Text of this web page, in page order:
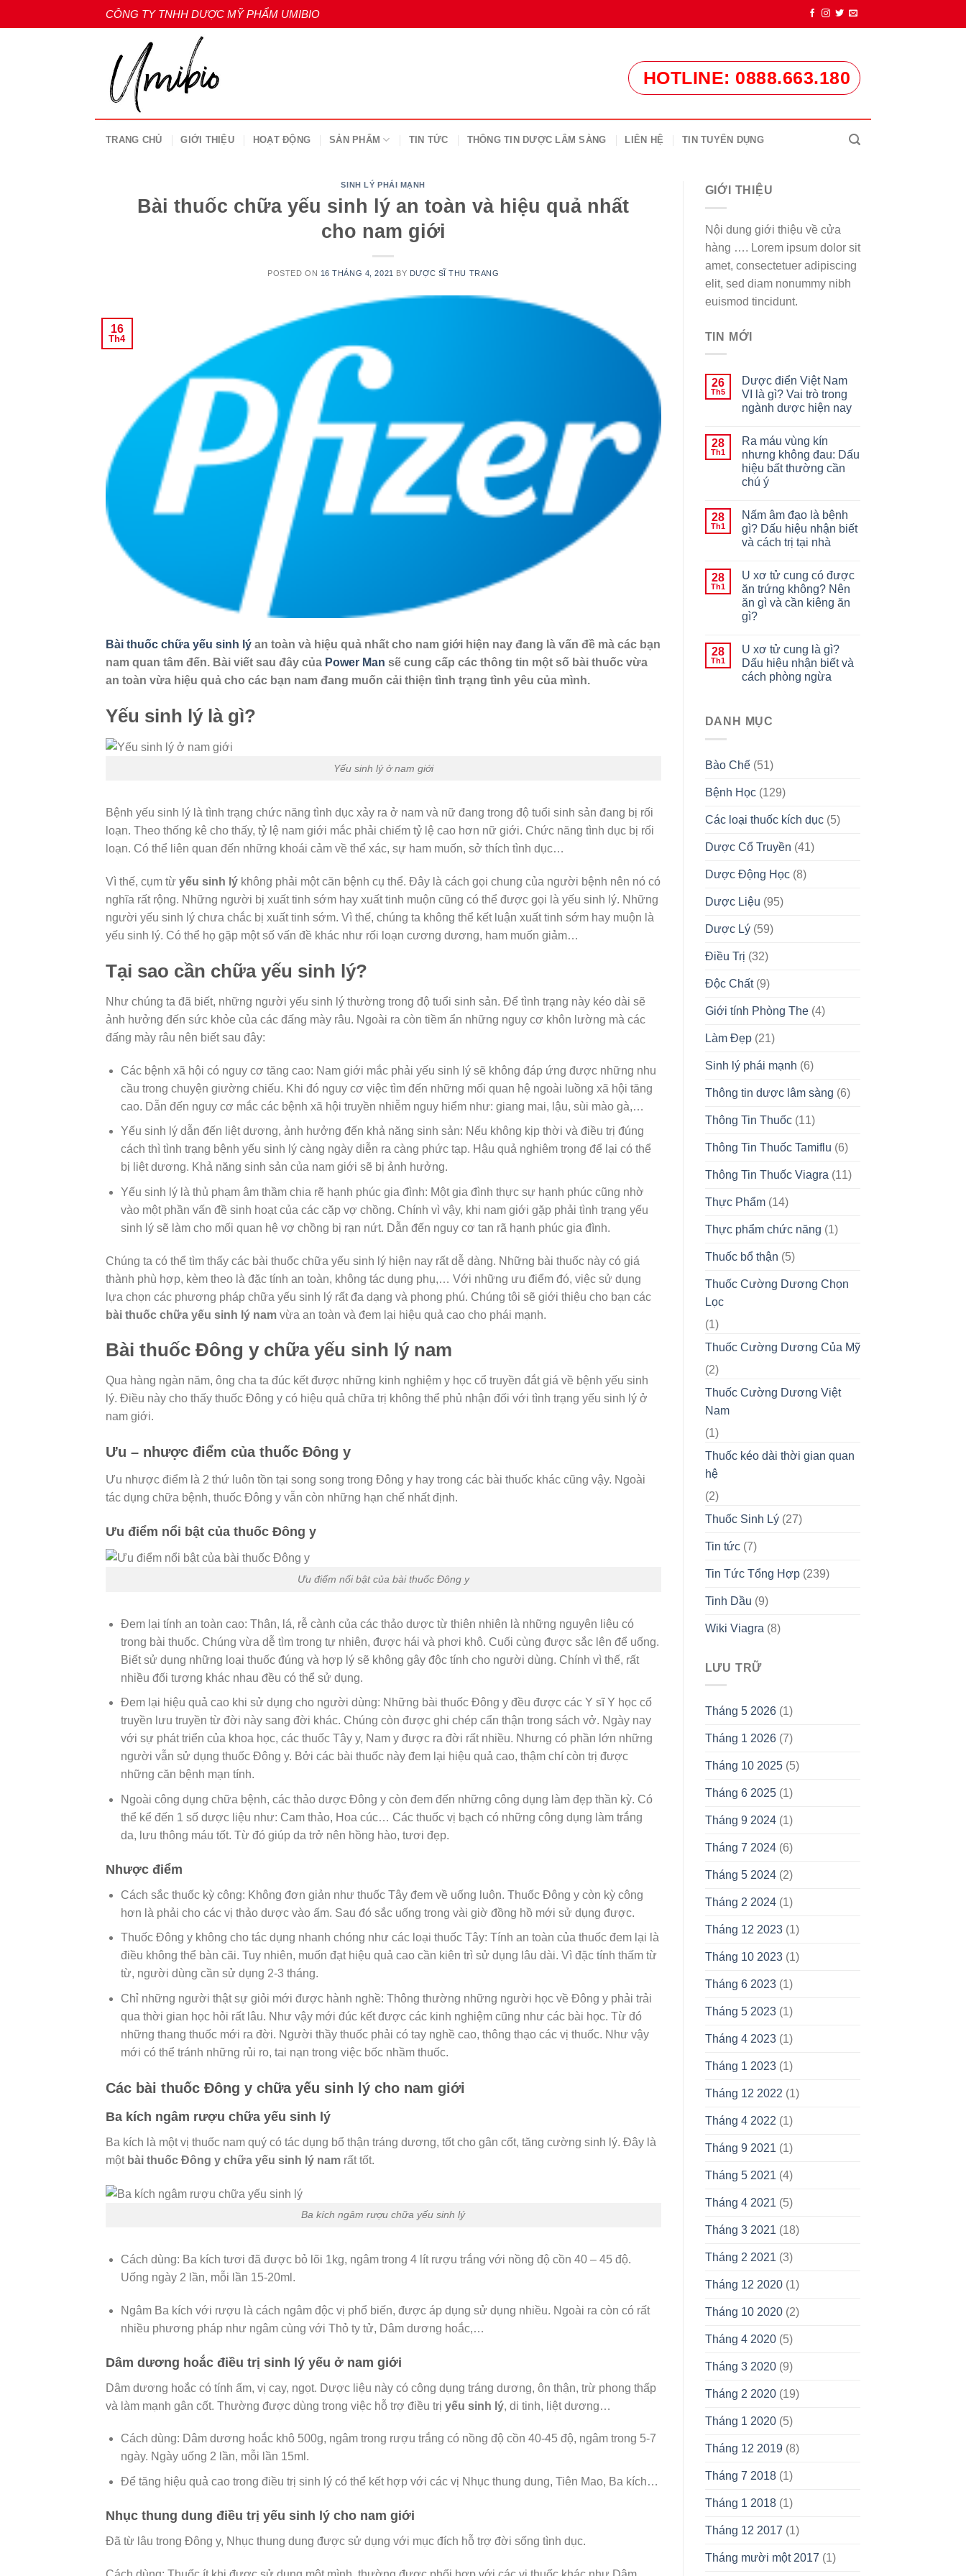
to
CÔNG TY TNHH DƯỢC MỸ PHẨM UMIBIO
HOTLINE: 0888.663.180
TRANG CHỦ GIỚI THIỆU HOẠT ĐỘNG SẢN PHẨM TIN TỨC THÔNG TIN DƯỢC LÂM SÀNG LIÊN HỆ TIN TUYỂN DỤNG
SINH LÝ PHÁI MẠNH
Bài thuốc chữa yếu sinh lý an toàn và hiệu quả nhất
cho nam giới
POSTED ON 16 THÁNG 4, 2021 BY DƯỢC SĨ THU TRANG
16
Th4
Bài thuốc chữa yếu sinh lý an toàn và hiệu quả nhất cho nam giới hiện nay đang là vấn đề mà các bạn
nam quan tâm đến. Bài viết sau đây của Power Man sẽ cung cấp các thông tin một số bài thuốc vừa
an toàn vừa hiệu quả cho các bạn nam đang muốn cải thiện tình trạng tình yêu của mình.
Yếu sinh lý là gì?
Yếu sinh lý ở nam giới
Bệnh yếu sinh lý là tình trạng chức năng tình dục xảy ra ở nam và nữ đang trong độ tuổi sinh sản đang bị rối
loạn. Theo thống kê cho thấy, tỷ lệ nam giới mắc phải chiếm tỷ lệ cao hơn nữ giới. Chức năng tình dục bị rối
loạn. Có thể liên quan đến những khoái cảm về thể xác, sự ham muốn, sở thích tình dục…
Vì thế, cụm từ yếu sinh lý không phải một căn bệnh cụ thể. Đây là cách gọi chung của người bệnh nên nó có
nghĩa rất rộng. Những người bị xuất tinh sớm hay xuất tinh muộn cũng có thể được gọi là yếu sinh lý. Những
người yếu sinh lý chưa chắc bị xuất tinh sớm. Vì thế, chúng ta không thể kết luận xuất tinh sớm hay muộn là
yếu sinh lý. Có thể họ gặp một số vấn đề khác như rối loạn cương dương, ham muốn giảm…
Tại sao cần chữa yếu sinh lý?
Như chúng ta đã biết, những người yếu sinh lý thường trong độ tuổi sinh sản. Để tình trạng này kéo dài sẽ
ảnh hưởng đến sức khỏe của các đấng mày râu. Ngoài ra còn tiềm ẩn những nguy cơ khôn lường mà các
đấng mày râu nên biết sau đây:
Các bệnh xã hội có nguy cơ tăng cao: Nam giới mắc phải yếu sinh lý sẽ không đáp ứng được những nhu
cầu trong chuyện giường chiếu. Khi đó nguy cơ việc tìm đến những mối quan hệ ngoài luồng xã hội tăng
cao. Dẫn đến nguy cơ mắc các bệnh xã hội truyền nhiễm nguy hiểm như: giang mai, lậu, sùi mào gà,…
Yếu sinh lý dẫn đến liệt dương, ảnh hưởng đến khả năng sinh sản: Nếu không kịp thời và điều trị đúng
cách thì tình trạng bệnh yếu sinh lý càng ngày diễn ra càng phức tạp. Hậu quả nghiêm trọng để lại có thể
bị liệt dương. Khả năng sinh sản của nam giới sẽ bị ảnh hưởng.
Yếu sinh lý là thủ phạm âm thầm chia rẽ hạnh phúc gia đình: Một gia đình thực sự hạnh phúc cũng nhờ
vào một phần vấn đề sinh hoạt của các cặp vợ chồng. Chính vì vậy, khi nam giới gặp phải tình trạng yếu
sinh lý sẽ làm cho mối quan hệ vợ chồng bị rạn nứt. Dẫn đến nguy cơ tan rã hạnh phúc gia đình.
Chúng ta có thể tìm thấy các bài thuốc chữa yếu sinh lý hiện nay rất dễ dàng. Những bài thuốc này có giá
thành phù hợp, kèm theo là đặc tính an toàn, không tác dụng phụ,… Với những ưu điểm đó, việc sử dụng
lựa chọn các phương pháp chữa yếu sinh lý rất đa dạng và phong phú. Chúng tôi sẽ giới thiệu cho bạn các
bài thuốc chữa yếu sinh lý nam vừa an toàn và đem lại hiệu quả cao cho phái mạnh.
Bài thuốc Đông y chữa yếu sinh lý nam
Qua hàng ngàn năm, ông cha ta đúc kết được những kinh nghiệm y học cổ truyền đắt giá về bệnh yếu sinh
lý. Điều này cho thấy thuốc Đông y có hiệu quả chữa trị không thể phủ nhận đối với tình trạng yếu sinh lý ở
nam giới.
Ưu – nhược điểm của thuốc Đông y
Ưu nhược điểm là 2 thứ luôn tồn tại song song trong Đông y hay trong các bài thuốc khác cũng vậy. Ngoài
tác dụng chữa bệnh, thuốc Đông y vẫn còn những hạn chế nhất định.
Ưu điểm nổi bật của thuốc Đông y
Ưu điểm nổi bật của bài thuốc Đông y
Đem lại tính an toàn cao: Thân, lá, rễ cành của các thảo dược từ thiên nhiên là những nguyên liệu có
trong bài thuốc. Chúng vừa dễ tìm trong tự nhiên, được hái và phơi khô. Cuối cùng được sắc lên để uống.
Biết sử dụng những loại thuốc đúng và hợp lý sẽ không gây độc tính cho người dùng. Chính vì thế, rất
nhiều đối tượng khác nhau đều có thể sử dụng.
Đem lại hiệu quả cao khi sử dụng cho người dùng: Những bài thuốc Đông y đều được các Y sĩ Y học cổ
truyền lưu truyền từ đời này sang đời khác. Chúng còn được ghi chép cẩn thận trong sách vở. Ngày nay
với sự phát triển của khoa học, các thuốc Tây y, Nam y được ra đời rất nhiều. Nhưng có phần lớn những
người vẫn sử dụng thuốc Đông y. Bởi các bài thuốc này đem lại hiệu quả cao, thậm chí còn trị được
những căn bệnh mạn tính.
Ngoài công dụng chữa bệnh, các thảo dược Đông y còn đem đến những công dụng làm đẹp thần kỳ. Có
thể kể đến 1 số dược liệu như: Cam thảo, Hoa cúc… Các thuốc vị bạch có những công dụng làm trắng
da, lưu thông máu tốt. Từ đó giúp da trở nên hồng hào, tươi đẹp.
Nhược điểm
Cách sắc thuốc kỳ công: Không đơn giản như thuốc Tây đem về uống luôn. Thuốc Đông y còn kỳ công
hơn là phải cho các vị thảo dược vào ấm. Sau đó sắc uống trong vài giờ đồng hồ mới sử dụng được.
Thuốc Đông y không cho tác dụng nhanh chóng như các loại thuốc Tây: Tính an toàn của thuốc đem lại là
điều không thể bàn cãi. Tuy nhiên, muốn đạt hiệu quả cao cần kiên trì sử dụng lâu dài. Vì đặc tính thấm từ
từ, người dùng cần sử dụng 2-3 tháng.
Chỉ những người thật sự giỏi mới được hành nghề: Thông thường những người học về Đông y phải trải
qua thời gian học hỏi rất lâu. Như vậy mới đúc kết được các kinh nghiệm cũng như các bài học. Từ đó
những thang thuốc mới ra đời. Người thầy thuốc phải có tay nghề cao, thông thạo các vị thuốc. Như vậy
mới có thể tránh những rủi ro, tai nạn trong việc bốc nhầm thuốc.
Các bài thuốc Đông y chữa yếu sinh lý cho nam giới
Ba kích ngâm rượu chữa yếu sinh lý
Ba kích là một vị thuốc nam quý có tác dụng bổ thận tráng dương, tốt cho gân cốt, tăng cường sinh lý. Đây là
một bài thuốc Đông y chữa yếu sinh lý nam rất tốt.
Ba kích ngâm rượu chữa yếu sinh lý
Cách dùng: Ba kích tươi đã được bỏ lõi 1kg, ngâm trong 4 lít rượu trắng với nồng độ cồn 40 – 45 độ.
Uống ngày 2 lần, mỗi lần 15-20ml.
Ngâm Ba kích với rượu là cách ngâm độc vị phổ biến, được áp dụng sử dụng nhiều. Ngoài ra còn có rất
nhiều phương pháp như ngâm cùng với Thỏ ty tử, Dâm dương hoắc,…
Dâm dương hoắc điều trị sinh lý yếu ở nam giới
Dâm dương hoắc có tính ấm, vị cay, ngọt. Dược liệu này có công dụng tráng dương, ôn thận, trừ phong thấp
và làm mạnh gân cốt. Thường được dùng trong việc hỗ trợ điều trị yếu sinh lý, di tinh, liệt dương…
Cách dùng: Dâm dương hoắc khô 500g, ngâm trong rượu trắng có nồng độ cồn 40-45 độ, ngâm trong 5-7
ngày. Ngày uống 2 lần, mỗi lần 15ml.
Để tăng hiệu quả cao trong điều trị sinh lý có thể kết hợp với các vị Nhục thung dung, Tiên Mao, Ba kích…
Nhục thung dung điều trị yếu sinh lý cho nam giới
Đã từ lâu trong Đông y, Nhục thung dung được sử dụng với mục đích hỗ trợ đời sống tình dục.
GIỚI THIỆU
Nội dung giới thiệu về cửa
hàng …. Lorem ipsum dolor sit
amet, consectetuer adipiscing
elit, sed diam nonummy nibh
euismod tincidunt.
TIN MỚI
26
Th5
Dược điển Việt Nam
VI là gì? Vai trò trong
ngành dược hiện nay
28
Th1
Ra máu vùng kín
nhưng không đau: Dấu
hiệu bất thường cần
chú ý
28
Th1
Nấm âm đạo là bệnh
gì? Dấu hiệu nhận biết
và cách trị tại nhà
28
Th1
U xơ tử cung có được
ăn trứng không? Nên
ăn gì và cần kiêng ăn
gì?
28
Th1
U xơ tử cung là gì?
Dấu hiệu nhận biết và
cách phòng ngừa
DANH MỤC
Bào Chế(51)
Bệnh Học(129)
Các loại thuốc kích dục(5)
Dược Cổ Truyền (41)
Dược Động Học(8)
Dược Liệu (95)
Dược Lý(59)
Điều Trị (32)
Độc Chất(9)
Giới tính Phòng The(4)
Làm Đẹp(21)
Sinh lý phái mạnh (6)
Thông tin dược lâm sàng (6)
Thông Tin Thuốc(11)
Thông Tin Thuốc Tamiflu (6)
Thông Tin Thuốc Viagra (11)
Thực Phẩm(14)
Thực phẩm chức năng (1)
Thuốc bổ thận (5)
Thuốc Cường Dương Chọn
Lọc
(1)
Thuốc Cường Dương Của Mỹ
(2)
Thuốc Cường Dương Việt
Nam
(1)
Thuốc kéo dài thời gian quan
hệ
(2)
Thuốc Sinh Lý(27)
Tin tức(7)
Tin Tức Tổng Hợp(239)
Tinh Dầu (9)
Wiki Viagra (8)
LƯU TRỮ
Tháng 5 2026(1)
Tháng 1 2026(7)
Tháng 10 2025(5)
Tháng 6 2025(1)
Tháng 9 2024(1)
Tháng 7 2024(6)
Tháng 5 2024(2)
Tháng 2 2024(1)
Tháng 12 2023(1)
Tháng 10 2023(1)
Tháng 6 2023(1)
Tháng 5 2023(1)
Tháng 4 2023(1)
Tháng 1 2023(1)
Tháng 12 2022 (1)
Tháng 4 2022 (1)
Tháng 9 2021 (1)
Tháng 5 2021 (4)
Tháng 4 2021 (5)
Tháng 3 2021 (18)
Tháng 2 2021 (3)
Tháng 12 2020(1)
Tháng 10 2020(2)
Tháng 4 2020(5)
Tháng 3 2020(9)
Tháng 2 2020(19)
Tháng 1 2020(5)
Tháng 12 2019(8)
Tháng 7 2018(1)
Tháng 1 2018(1)
Tháng 12 2017 (1)
Tháng mười một 2017 (1)